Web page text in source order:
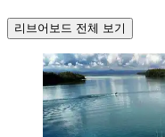
리브어보드 전체 보기